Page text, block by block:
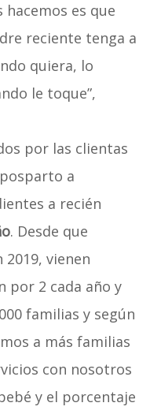
es que
reciente tenga a
quiera, lo
le toque”,
por las clientas
a
a recién
. Desde que
vienen
por 2 cada año y
familias y según
a más familias
con nosotros
y el porcentaje